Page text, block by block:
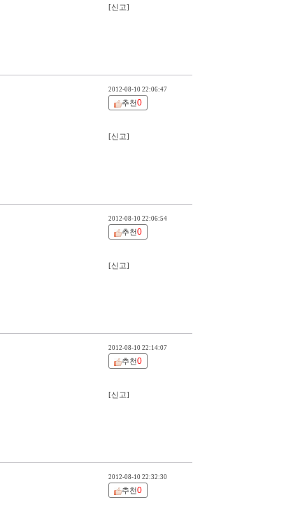
[신고]
2012-08-10 22:06:47
추천0
[신고]
2012-08-10 22:06:54
추천0
[신고]
2012-08-10 22:14:07
추천0
[신고]
2012-08-10 22:32:30
추천0